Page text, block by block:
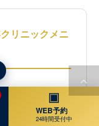
リニックメニ
▣
WEB予約
24時間受付中